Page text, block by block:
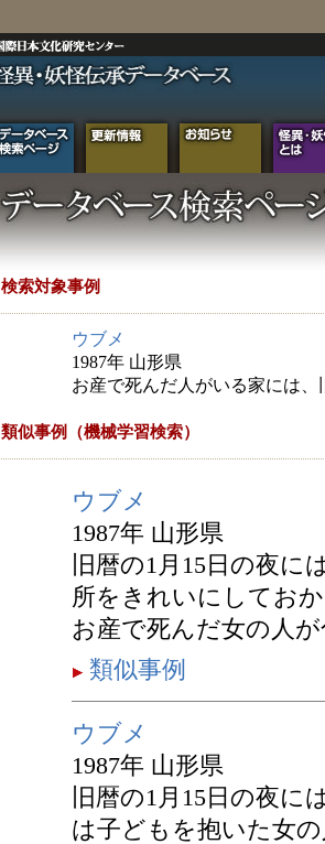
検索対象事例
ウブメ
1987年 山形県
お産で死んだ人がいる家には
類似事例（機械学習検索）
ウブメ
1987年 山形県
旧暦の1月15日の夜
所をきれいにしてお
お産で死んだ女の人
類似事例
ウブメ
1987年 山形県
旧暦の1月15日の夜
は子どもを抱いた女